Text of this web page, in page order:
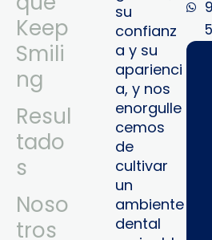
Keep
Smili
ng
Resul
tado
s
Noso
tros
su
confianz
a y su
aparienci
a, y nos
enorgulle
cemos
de
cultivar
un
ambiente
dental